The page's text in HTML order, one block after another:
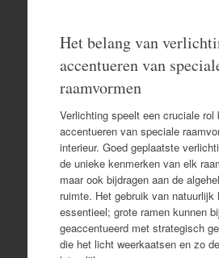
Het belang van
accentueren van
raamvormen
Verlichting speelt een cruciale rol
accentueren van speciale
interieur. Goed geplaatste
de unieke kenmerken van elk
maar ook bijdragen aan de
ruimte. Het gebruik van natuurlijk
essentieel; grote ramen kunnen
geaccentueerd met strategisch
die het licht weerkaatsen en zo